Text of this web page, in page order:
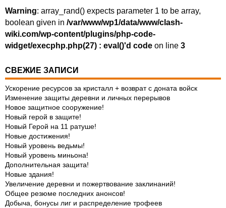
Warning: array_rand() expects parameter 1 to be array,
boolean given in /var/www/wp1/data/www/clash-
wiki.com/wp-content/plugins/php-code-
widget/execphp.php(27) : eval()'d code on line 3
СВЕЖИЕ ЗАПИСИ
Ускорение ресурсов за кристалл + возврат с доната войск
Изменение защиты деревни и личных перерывов
Новое защитное сооружение!
Новый герой в защите!
Новый Герой на 11 ратуше!
Новые достижения!
Новый уровень ведьмы!
Новый уровень миньона!
Дополнительная защита!
Новые здания!
Увеличение деревни и пожертвование заклинаний!
Общее резюме последних анонсов!
Добыча, бонусы лиг и распределение трофеев